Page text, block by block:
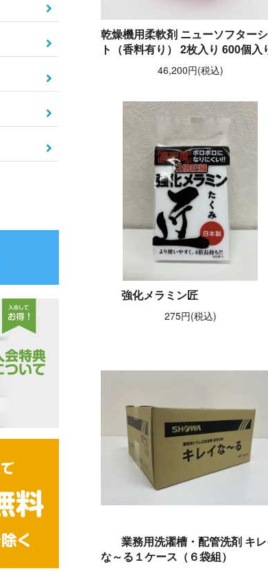
乾燥機用柔軟剤 ニューソフター
ト（香料有り） 2枚入り 600個入
46,200円(税込)
強化メラミン匠
275円(税込)
業務用洗濯槽・配管洗剤 キ
な～る１ケース（６袋組）